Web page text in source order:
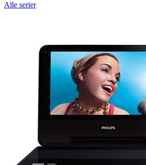
Alle serier